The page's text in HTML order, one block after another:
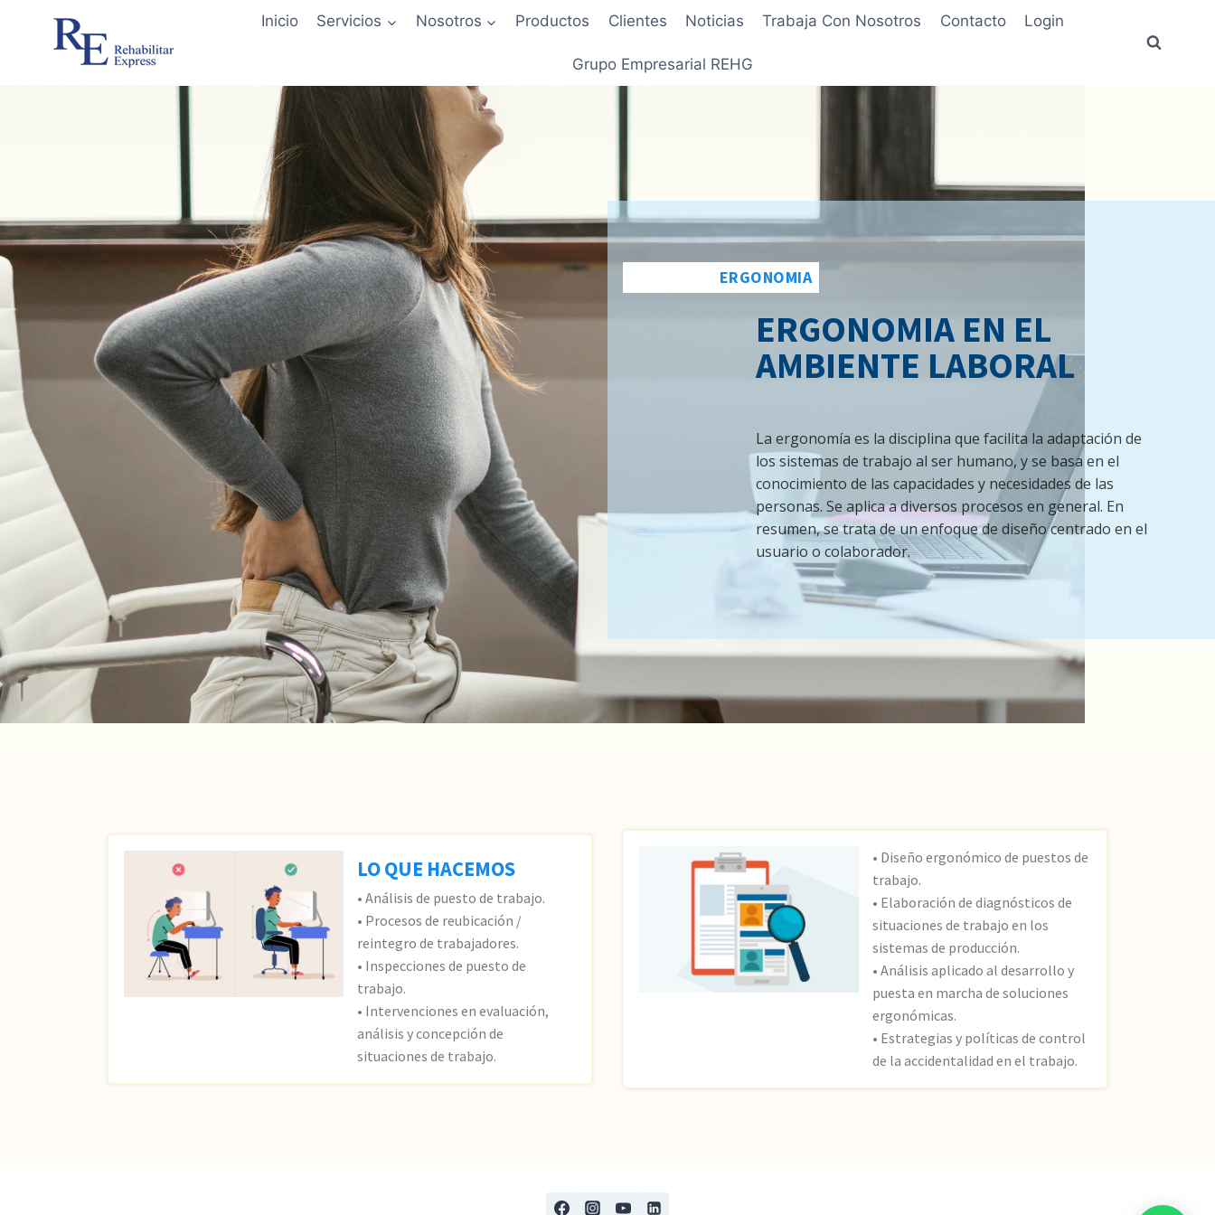
Inicio Servicios Nosotros Productos Clientes Noticias Trabaja Con Nosotros Contacto Login
Grupo Empresarial REHG
ERGONOMIA
ERGONOMIA EN EL
AMBIENTE LABORAL
La ergonomía es la disciplina que facilita la adaptación de
los sistemas de trabajo al ser humano, y se basa en el
conocimiento de las capacidades y necesidades de las
personas. Se aplica a diversos procesos en general. En
resumen, se trata de un enfoque de diseño centrado en el
usuario o colaborador.
LO QUE HACEMOS
• Análisis de puesto de trabajo.
• Procesos de reubicación /
reintegro de trabajadores.
• Inspecciones de puesto de
trabajo.
• Intervenciones en evaluación,
análisis y concepción de
situaciones de trabajo.
• Diseño ergonómico de puestos de
trabajo.
• Elaboración de diagnósticos de
situaciones de trabajo en los
sistemas de producción.
• Análisis aplicado al desarrollo y
puesta en marcha de soluciones
ergonómicas.
• Estrategias y políticas de control
de la accidentalidad en el trabajo.